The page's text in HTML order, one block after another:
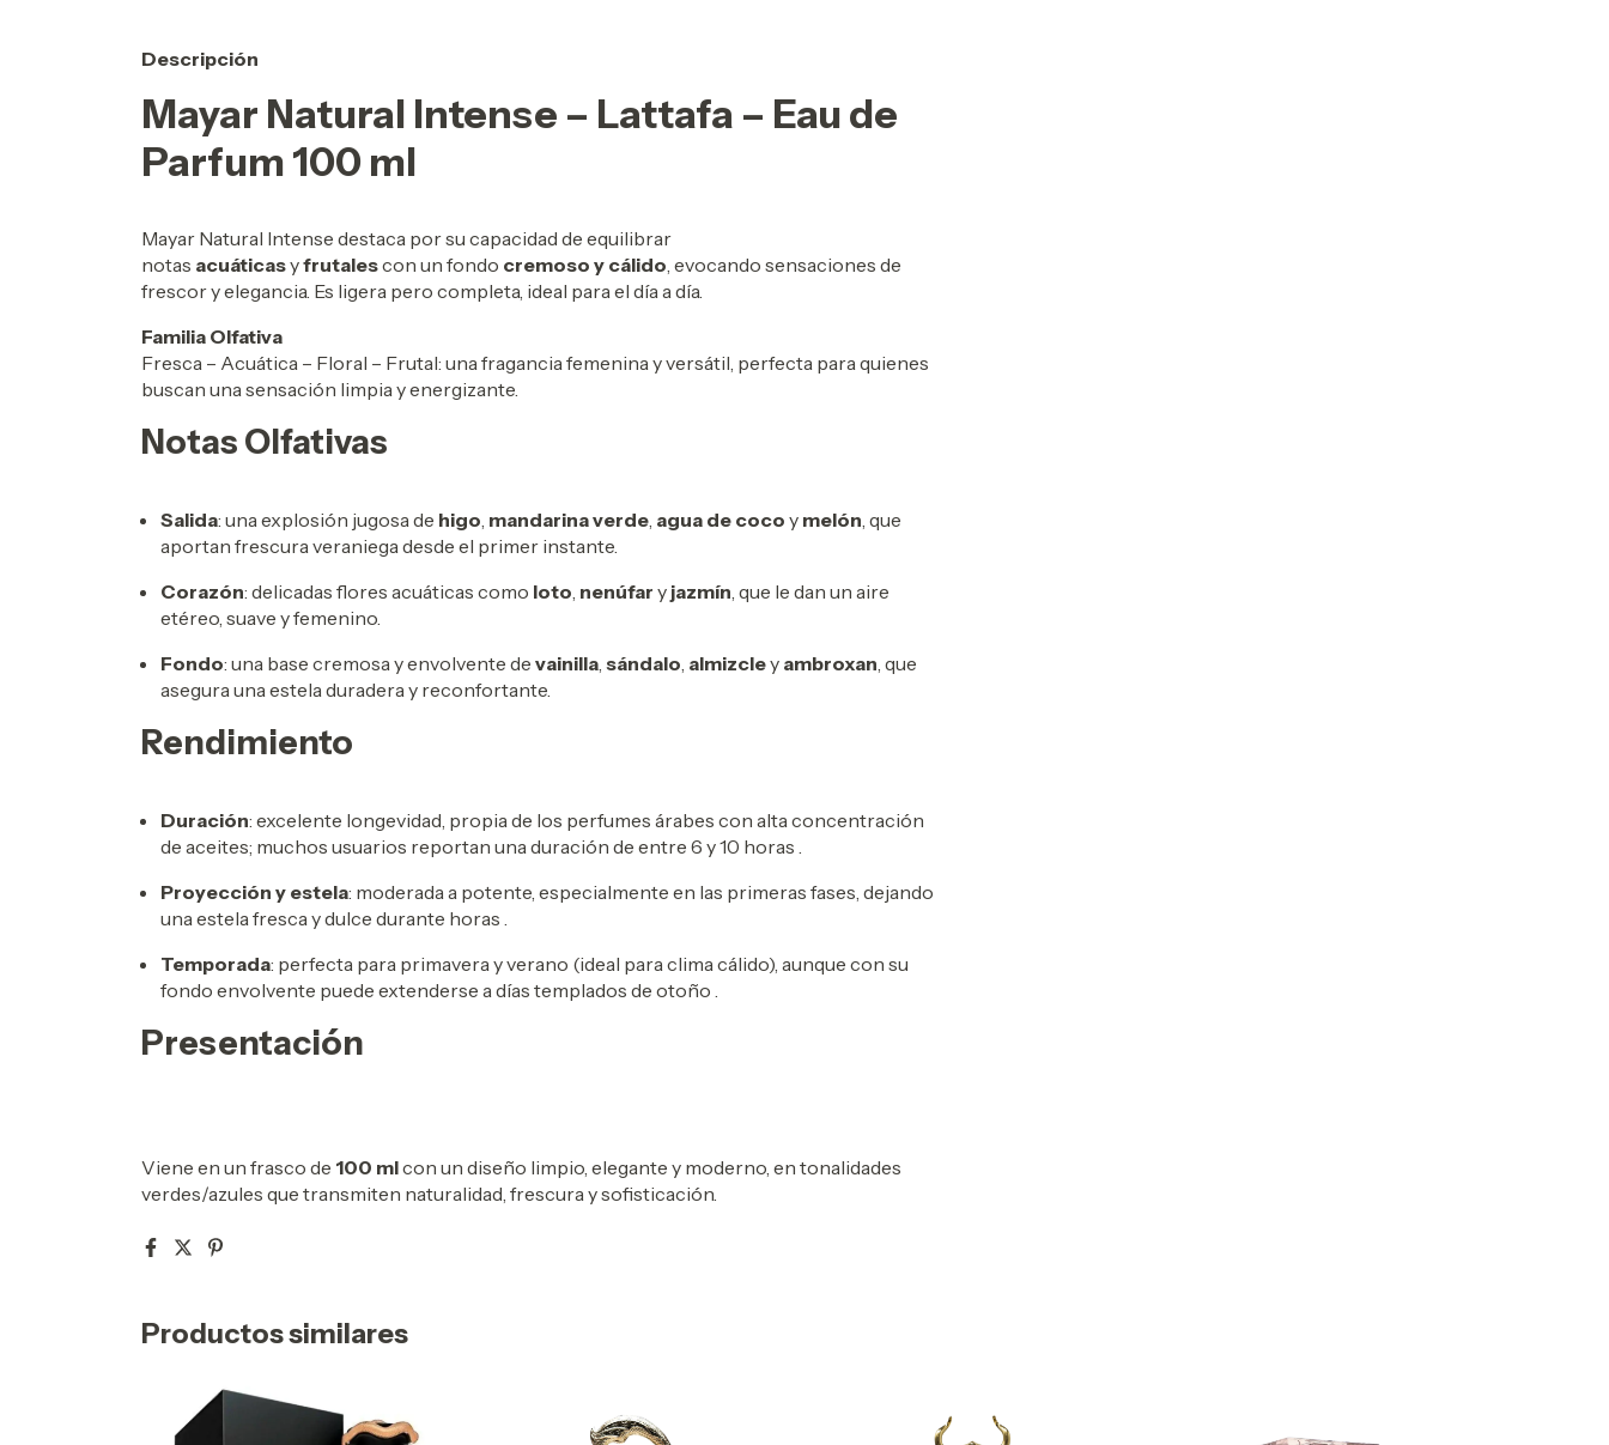
Descripción
Mayar Natural Intense – Lattafa – Eau de
Parfum 100 ml
Mayar Natural Intense destaca por su capacidad de equilibrar
notas acuáticasyfrutalescon un fondo cremoso y cálido , evocando sensaciones de
frescor y elegancia. Es ligera pero completa, ideal para el día a día.
Familia Olfativa
Fresca – Acuática – Floral – Frutal: una fragancia femenina y versátil, perfecta para quienes
buscan una sensación limpia y energizante.
Notas Olfativas
Salida: una explosión jugosa de higo, mandarina verde, agua de coco y melón, que
aportan frescura veraniega desde el primer instante.
Corazón: delicadas flores acuáticas como loto, nenúfar y jazmín, que le dan un aire
etéreo, suave y femenino.
Fondo: una base cremosa y envolvente de vainilla, sándalo, almizcley ambroxan, que
asegura una estela duradera y reconfortante.
Rendimiento
Duración: excelente longevidad, propia de los perfumes árabes con alta concentración
de aceites; muchos usuarios reportan una duración de entre 6 y 10 horas .
Proyección y estela: moderada a potente, especialmente en las primeras fases, dejando
una estela fresca y dulce durante horas .
Temporada: perfecta para primavera y verano (ideal para clima cálido), aunque con su
fondo envolvente puede extenderse a días templados de otoño .
Presentación
Viene en un frasco de 100 mlcon un diseño limpio, elegante y moderno, en tonalidades
verdes/azules que transmiten naturalidad, frescura y sofisticación.
Productos similares